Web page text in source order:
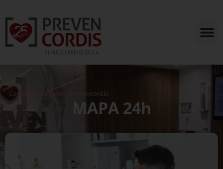
Consultas e Exames Prevencordis
MAPA 24h